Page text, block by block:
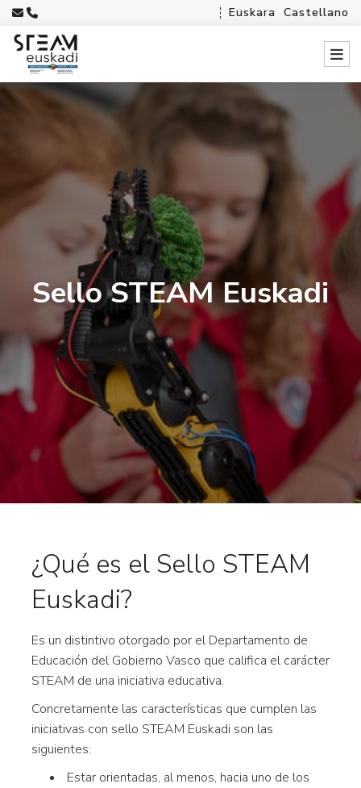
Euskara Castellano
Sello STEAM Euskadi
¿Qué es el Sello STEAM
Euskadi?
Es un distintivo otorgado por el Departamento de
Educación del Gobierno Vasco que califica el carácter
STEAM de una iniciativa educativa.
Concretamente las características que cumplen las
iniciativas con sello STEAM Euskadi son las
siguientes:
Estar orientadas, al menos, hacia uno de los